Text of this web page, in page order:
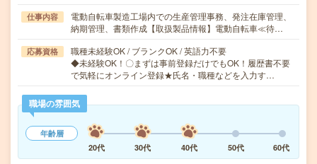
仕事内容
電動自転車製造工場内での生産管理事務、発注在庫管理、
納期管理、書類作成【取扱製品情報】電動自転車≪待…
応募資格
職種未経験OK / ブランクOK / 英語力不要
◆未経験OK！〇まずは事前登録だけでもOK！履歴書不要
で気軽にオンライン登録★氏名・職種などを入力す…
職場の雰囲気
年齢層
20代
30代 40代 50代 60代